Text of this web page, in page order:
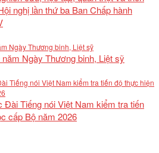
nghị lần thứ ba Ban Chấp hành
Ngày Thương binh, Liệt sỹ
Đài Tiếng nói Việt Nam kiểm tra tiến
cấp Bộ năm 2026